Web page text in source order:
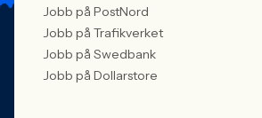
Jobb på PostNord
Jobb på Trafikverket
Jobb på Swedbank
Jobb på Dollarstore